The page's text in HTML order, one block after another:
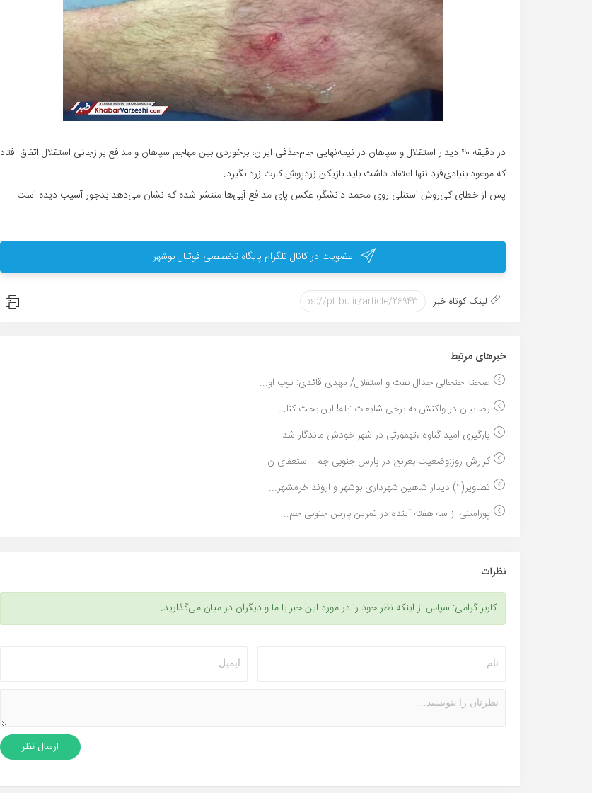
در دقیقه ۴۰ دیدار استقلال و سپاهان در نیمه‌نهایی جام‌حذفی ایران، برخوردی بین مهاجم سپاهان و مدافع برازجانی استقلال اتفاق افتاد
که موعود بنیادی‌فرد تنها اعتقاد داشت باید بازیکن زردپوش کارت زرد بگیرد.
پس از خطای کی‌روش استنلی روی محمد دانشگر، عکس پای مدافع آبی‌ها منتشر شده که نشان می‌دهد بدجور آسیب دیده است.
عضویت در کانال تلگرام پایگاه تخصصی فوتبال بوشهر
لینک کوتاه خبر
خبر‌های مرتبط
صحنه جنجالی جدال نفت و استقلال/ مهدی قائدی: توپ او...
رضاییان در واکنش به برخی شایعات :بله! این بحث کنا...
یارگیری امید گناوه ،تهمورثی در شهر خودش ماندگار شد...
گزارش روز:وضعیت بغرنج در پارس جنوبی جم ! استعفای ن...
تصاویر(٢) دیدار شاهین شهردارى بوشهر و اروند خرمشهر...
پورامینی از سه هفته آینده در تمرین پارس جنوبی جم...
نظرات
کاربر گرامی: سپاس از اینکه نظر خود را در مورد این خبر با ما و دیگران در میان می‌گذارید.